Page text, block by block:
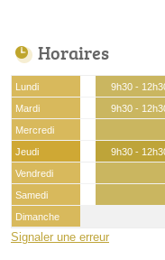
Horaires
Lundi 9h30 -
Mardi
9h30 -
Mercredi
Jeudi
9h30 -
Vendredi
Samedi
Dimanche
Signaler une erreur